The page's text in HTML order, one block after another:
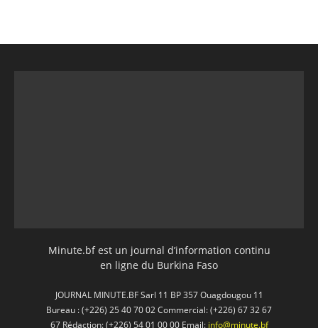
Minute.bf est un journal d’information continu
en ligne du Burkina Faso
JOURNAL MINUTE.BF Sarl 11 BP 357 Ouagdougou 11
Bureau : (+226) 25 40 70 02 Commercial: (+226) 67 32 67
67 Rédaction: (+226) 54 01 00 00 Email: info@minute.bf